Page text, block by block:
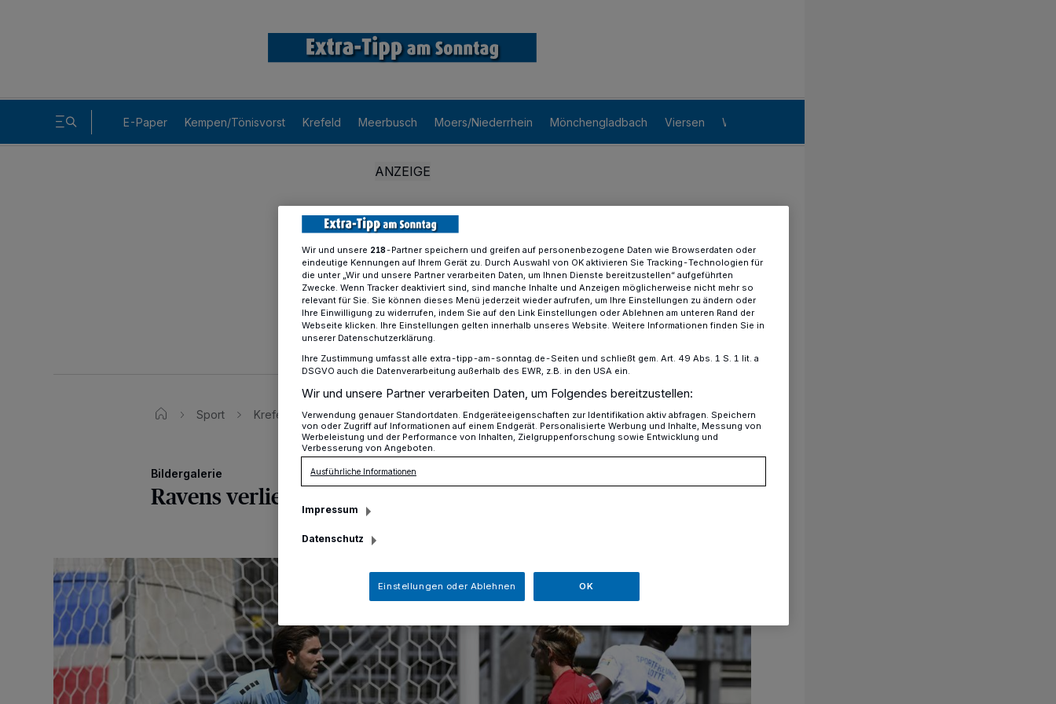
E-Paper Kempen/Tönisvorst Krefeld Meerbusch Moers/Niederrhein Mönchengladbach Viersen Willich
Sport Krefeld Ravens unterliegen gegen Rostock nach Overtime
Bildergalerie
Ravens verlieren Zweitliga-Premiere
Wir und unsere 218-Partner speichern und greifen auf personenbezogene Daten wie Browserdaten oder
eindeutige Kennungen auf Ihrem Gerät zu. Durch Auswahl von OK aktivieren Sie Tracking-Technologien für
die unter „Wir und unsere Partner verarbeiten Daten, um Ihnen Dienste bereitzustellen“ aufgeführten
Zwecke. Wenn Tracker deaktiviert sind, sind manche Inhalte und Anzeigen möglicherweise nicht mehr so
relevant für Sie. Sie können dieses Menü jederzeit wieder aufrufen, um Ihre Einstellungen zu ändern oder
Ihre Einwilligung zu widerrufen, indem Sie auf den Link Einstellungen oder Ablehnen am unteren Rand der
Webseite klicken. Ihre Einstellungen gelten innerhalb unseres Website. Weitere Informationen finden Sie in
unserer Datenschutzerklärung.
Ihre Zustimmung umfasst alle extra-tipp-am-sonntag.de-Seiten und schließt gem. Art. 49 Abs. 1 S. 1 lit. a
DSGVO auch die Datenverarbeitung außerhalb des EWR, z.B. in den USA ein.
Wir und unsere Partner verarbeiten Daten, um Folgendes bereitzustellen:
Verwendung genauer Standortdaten. Endgeräteeigenschaften zur Identifikation aktiv abfragen. Speichern
von oder Zugriff auf Informationen auf einem Endgerät. Personalisierte Werbung und Inhalte, Messung von
Werbeleistung und der Performance von Inhalten, Zielgruppenforschung sowie Entwicklung und
Verbesserung von Angeboten.
Ausführliche Informationen
Impressum
Datenschutz
Einstellungen oder Ablehnen OK